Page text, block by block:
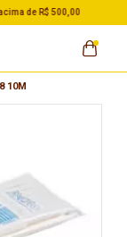
de R$ 500,00
10M